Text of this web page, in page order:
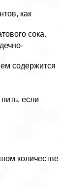
как
сока.
содержится
если
количестве